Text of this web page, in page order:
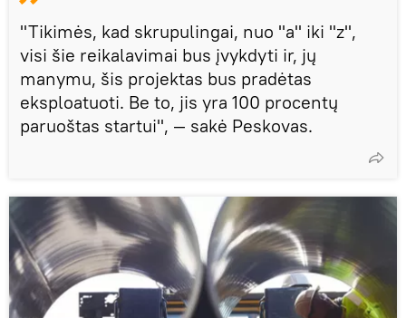
"Tikimės, kad skrupulingai, nuo "a" iki "z",
visi šie reikalavimai bus įvykdyti ir, jų
manymu, šis projektas bus pradėtas
eksploatuoti. Be to, jis yra 100 procentų
paruoštas startui", — sakė Peskovas.